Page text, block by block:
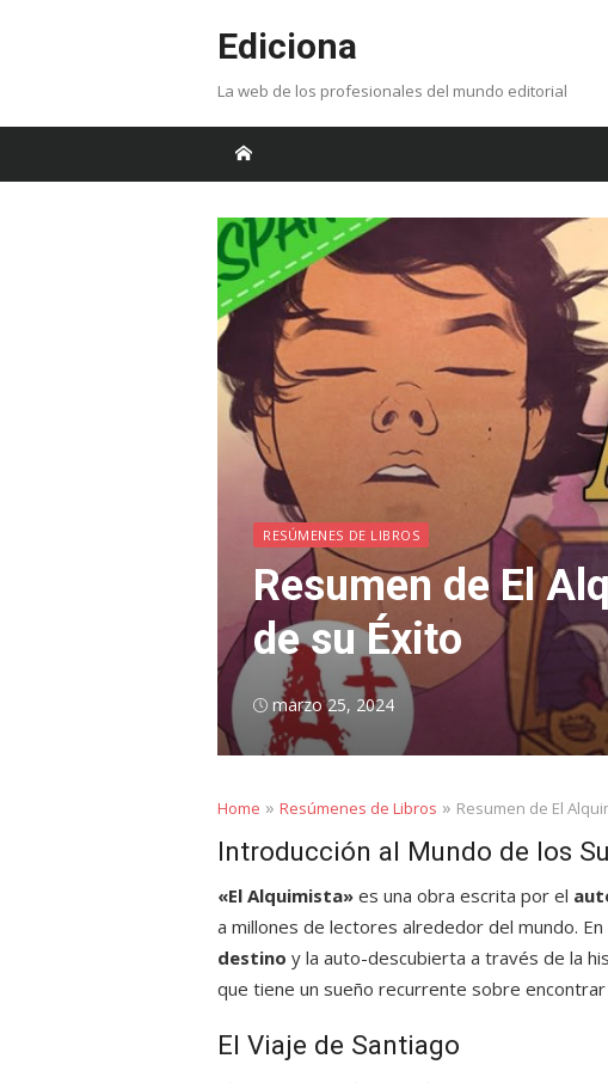
Ediciona
La web de los profesionales del mundo editorial
RESÚMENES DE LIBROS
Resumen de El
de su Éxito
Posted
on
marzo 25, 2024
Home » Resúmenes de Libros » Resumen de El
Introducción al Mundo de los
«El Alquimista» es una obra escrita por el
a millones de lectores alrededor del mundo.
destino y la auto-descubierta a través de la
que tiene un sueño recurrente sobre
El Viaje de Santiago